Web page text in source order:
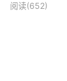
阅读(652)